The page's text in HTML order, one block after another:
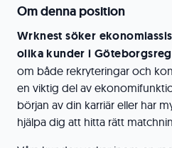
Om denna position
Wrknest söker
olika kunder i
om både rekryteringar och
en viktig del av
början av din karriär eller har
hjälpa dig att hitta rätt